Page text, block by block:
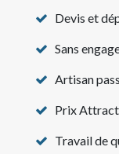
Devis et
Sans
Artisan
Prix
Travail de